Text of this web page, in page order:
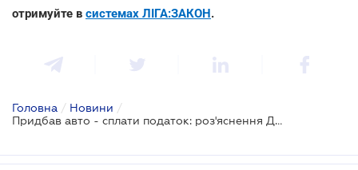
отримуйте в системах ЛІГА:ЗАКОН.
Головна / Новини /
Придбав авто - сплати податок: роз'яснення ДПС